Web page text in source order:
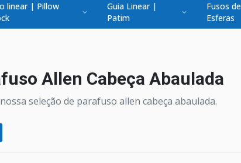
linear | Pillow
Guia Linear |
Patim
Fusos de
Esferas
Allen Cabeça Abaulada
seleção de parafuso allen cabeça abaulada.